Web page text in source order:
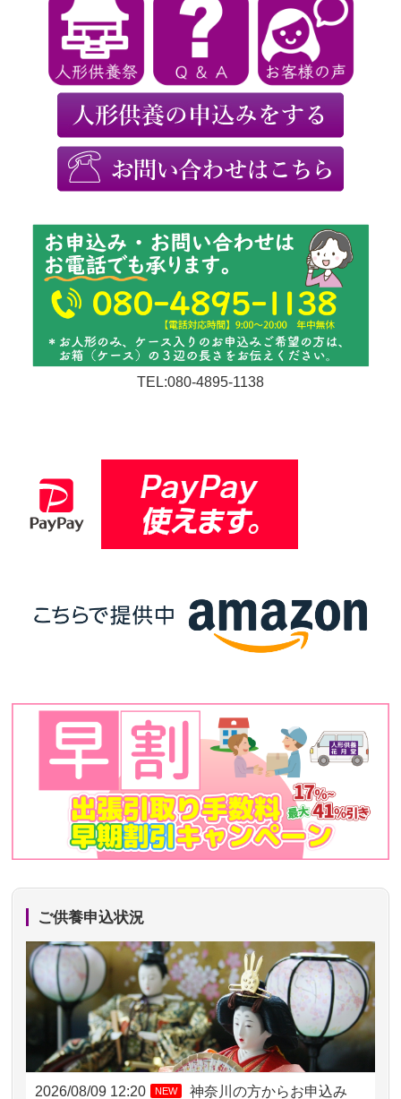
TEL:080-4895-1138
ご供養申込状況
2026/08/09 12:20 NEW 神奈川の方からお申込み